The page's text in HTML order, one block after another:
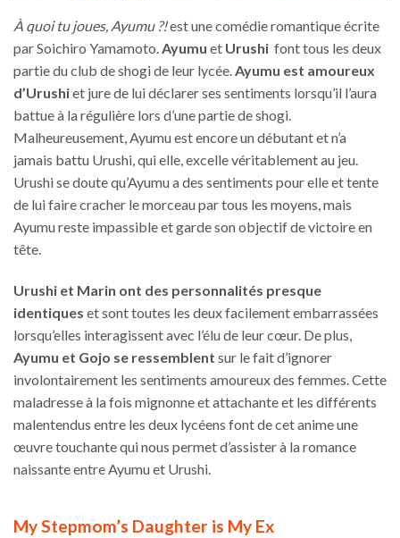
À quoi tu joues, Ayumu ?!est une comédie romantique écrite
par Soichiro Yamamoto.Ayumu et Urushi font tous les deux
partie du club de shogi de leur lycée.Ayumu est amoureux
d’Urushiet jure de lui déclarer ses sentiments lorsqu’il l’aura
battue à la régulière lors d’une partie de shogi.
Malheureusement, Ayumu est encore un débutant et n’a
jamais battu Urushi, qui elle, excelle véritablement au jeu.
Urushi se doute qu’Ayumu a des sentiments pour elle et tente
de lui faire cracher le morceau par tous les moyens, mais
Ayumu reste impassible et garde son objectif de victoire en
tête.
Urushi et Marin ont des personnalités presque
identiques et sont toutes les deux facilement embarrassées
lorsqu’elles interagissent avec l’élu de leur cœur. De plus,
Ayumu et Gojo se ressemblent sur le fait d’ignorer
involontairement les sentiments amoureux des femmes. Cette
maladresse à la fois mignonne et attachante et les différents
malentendus entre les deux lycéens font de cet anime une
œuvre touchante qui nous permet d’assister à la romance
naissante entre Ayumu et Urushi.
My Stepmom’s Daughter is My Ex